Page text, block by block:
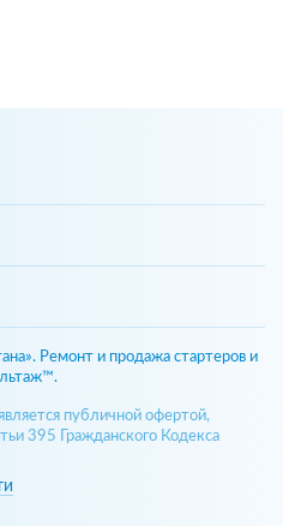
Ремонт и продажа стартеров и
публичной офертой,
395 Гражданского Кодекса